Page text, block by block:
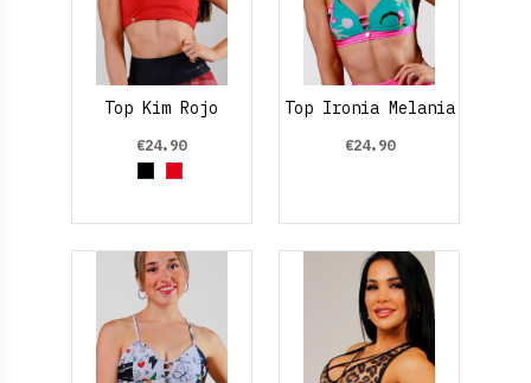
Top Kim Rojo
€24.90
BlackRed
Top Ironia Melania
€24.90